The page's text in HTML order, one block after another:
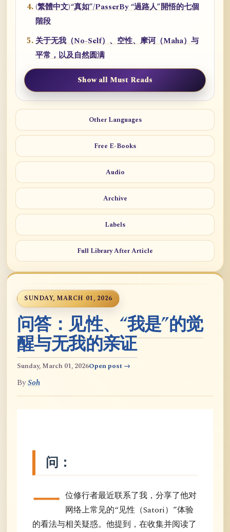
(繁體中文)“真如”/PasserBy “過路人”開悟的七個
階段
关于无我（No-Self）、空性、摩诃（Maha）与
平常，以及自然圆满
Show all Must Reads
Other Languages
Free E-Books
Audio
Archive
Labels
Full Library After Article
SUNDAY, MARCH 01, 2026
问答：见性、“我是”的觉
醒与无我的亲证
Sunday, March 01, 2026Open post →
BySoh
问：
一 位修行者最近联系了我，分享了他对
网络上常见的“见性（Satori）”体验
的看法与相关疑惑。他提到，在收集并阅读了